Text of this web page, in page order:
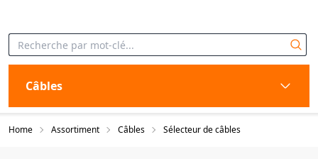
Câbles
Home Assortiment Câbles Sélecteur de câbles